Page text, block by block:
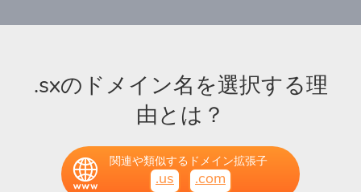
.sxのドメイン名を選択する理
由とは？
関連や類似するドメイン拡張子
.us .com